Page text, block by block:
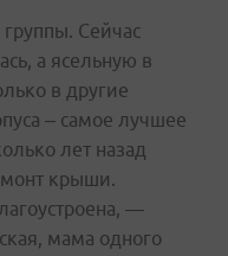
Сейчас
а ясельную в
в другие
– самое лучшее
лет назад
крыши.
—
мама одного